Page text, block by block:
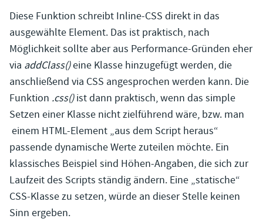
Diese Funktion schreibt Inline-CSS direkt in das
ausgewählte Element. Das ist praktisch, nach
Möglichkeit sollte aber aus Performance-Gründen eher
via addClass()eine Klasse hinzugefügt werden, die
anschließend via CSS angesprochen werden kann. Die
Funktion .css()ist dann praktisch, wenn das simple
Setzen einer Klasse nicht zielführend wäre, bzw. man
einem HTML-Element „aus dem Script heraus“
passende dynamische Werte zuteilen möchte. Ein
klassisches Beispiel sind Höhen-Angaben, die sich zur
Laufzeit des Scripts ständig ändern. Eine „statische“
CSS-Klasse zu setzen, würde an dieser Stelle keinen
Sinn ergeben.